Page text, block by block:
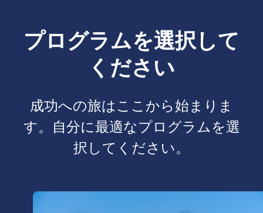
プログラムを選択して
ください
成功への旅はここから始まりま
す。自分に最適なプログラムを選
択してください。